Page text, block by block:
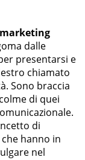
marketing
dalle
presentarsi e
chiamato
Sono braccia
di quei
di
hanno in
nel